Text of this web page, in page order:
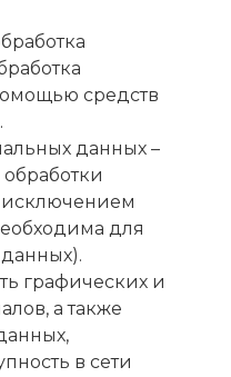
средств
данных –
исключением
для
графических и
а также
в сети